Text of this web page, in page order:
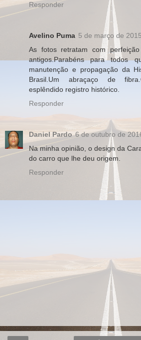
Responder
Avelino Puma 5 de março de
As fotos retratam com
antigos.Parabéns para todos
manutenção e propagação da
Brasil.Um abraçaço de
esplêndido registro histórico.
Responder
Daniel Pardo 6 de outubro de
Na minha opinião, o design da
do carro que lhe deu origem.
Responder